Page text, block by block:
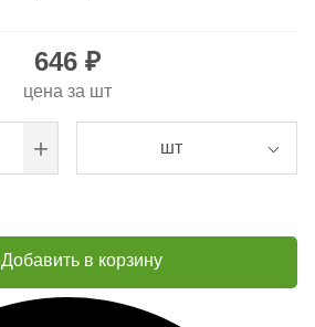
646 ₽
цена за шт
+ шт
Добавить в корзину